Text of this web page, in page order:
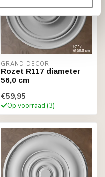
GRAND DECOR
Rozet R117 diameter
56,0 cm
€59,95
Op voorraad (3)